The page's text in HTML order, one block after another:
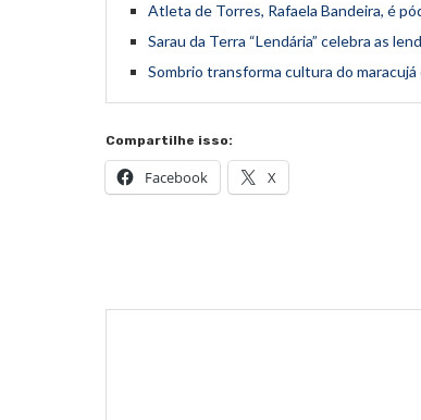
Atleta de Torres, Rafaela Bandeira, é
Sarau da Terra “Lendária” celebra as
Sombrio transforma cultura do
Compartilhe isso:
Facebook X